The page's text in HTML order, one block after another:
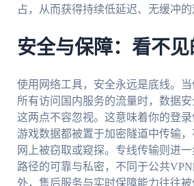
占，从而获得持续低延迟、无缓冲的
安全与保障：看不见
使用网络工具，安全永远是底线。
所有访问国内服务的流量时，数据
这两点不容忽视。这意味着你的登录
游戏数据都被置于加密隧道中传输
网上被窃取或窥探。专线传输则进
路径的可靠与私密，不同于公共
外，售后服务与实时保障能力往往